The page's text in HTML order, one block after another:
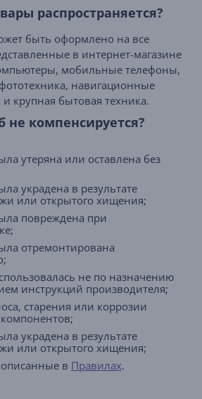
распространяется?
быть оформлено на все
в интернет-магазине
мобильные телефоны,
навигационные
крупная бытовая техника.
не компенсируется?
утеряна или оставлена без
украдена в результате
или открытого хищения;
повреждена при
отремонтирована
не по назначению
инструкций производителя;
старения или коррозии
украдена в результате
или открытого хищения;
в Правилах.